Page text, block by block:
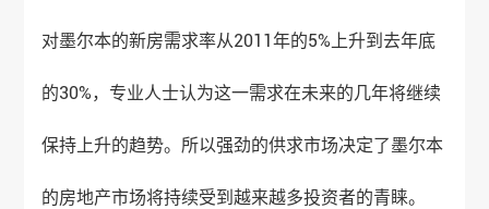
对墨尔本的新房需求率从2011年的5%上升到去年底
的30%，专业人士认为这一需求在未来的几年将继续
保持上升的趋势。所以强劲的供求市场决定了墨尔本
的房地产市场将持续受到越来越多投资者的青睐。